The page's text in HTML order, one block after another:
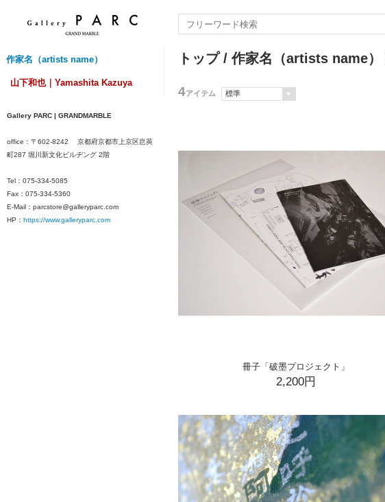
作家名（artists name）
山下和也｜Yamashita Kazuya
Gallery PARC | GRANDMARBLE
office： 〒602-8242 京都府京都市上京区皀莢
町287 堀川新文化ビルヂング 2階
Tel：075-334-5085
Fax：075-334-5360
E-Mail：parcstore@galleryparc.com
HP： https://www.galleryparc.com
トップ/作家名（artists name）
4アイテム
冊子「破墨プロジェクト」
2,200円